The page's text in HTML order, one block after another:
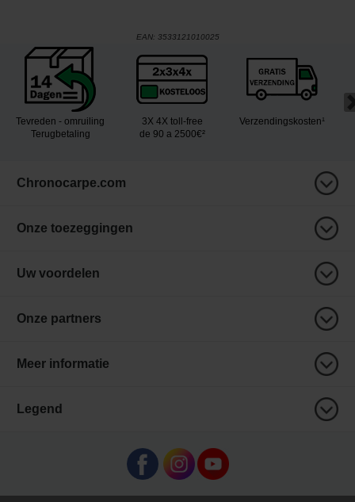
EAN: 3533121010025
Tevreden - omruiling
Terugbetaling
3X 4X toll-free
de 90 a 2500€²
Verzendingskosten¹
Chronocarpe.com
Onze toezeggingen
Uw voordelen
Onze partners
Meer informatie
Legend